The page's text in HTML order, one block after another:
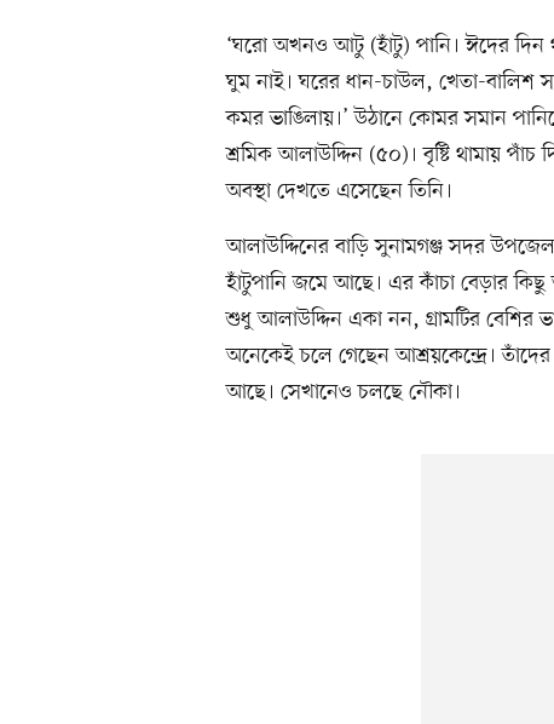
‘ঘরো অখনও আটু (হাঁটু) পানি। ঈদের দিন
ঘুম নাই। ঘরের ধান-চাউল, খেতা-বালিশ
কমর ভাঙিলায়।’ উঠানে কোমর সমান
শ্রমিক আলাউদ্দিন (৫০)। বৃষ্টি থামায়
অবস্থা দেখতে এসেছেন তিনি।
আলাউদ্দিনের বাড়ি সুনামগঞ্জ সদর
হাঁটুপানি জমে আছে। এর কাঁচা বেড়ার কিছু
শুধু আলাউদ্দিন একা নন, গ্রামটির বেশির
অনেকেই চলে গেছেন আশ্রয়কেন্দ্রে।
আছে। সেখানেও চলছে নৌকা।